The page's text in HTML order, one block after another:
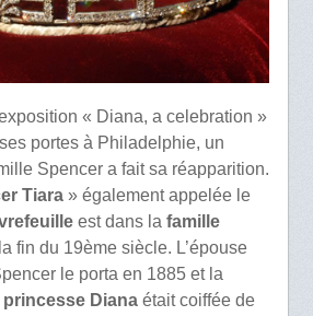
« Diana, a celebration »
portes à Philadelphie, un
Spencer a fait sa réapparition.
Tiara» également appelée le
est dans la famille
fin du 19ème siècle. L’épouse
le porta en 1885 et la
princesse Dianaétait coiffée de